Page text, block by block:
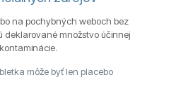
na pochybných weboch bez
deklarované množstvo účinnej
môže byť len placebo